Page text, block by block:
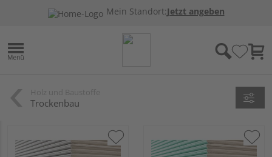
Mein Standort:Jetzt angeben
Trockenbau